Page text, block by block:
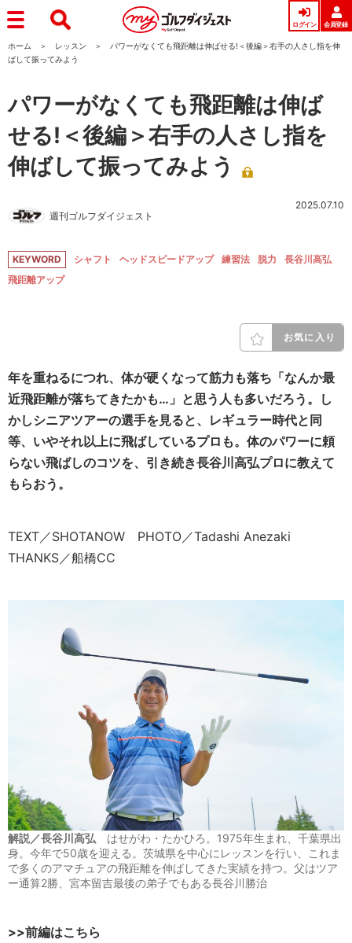
ログイン 会員登録
ホーム レッスン
パワーがなくても飛距離は伸ばせる!＜後編＞右手の人さし指を伸
ばして振ってみよう
パワーがなくても飛距離は伸ば
せる!＜後編＞右手の人さし指を
伸ばして振ってみよう
週刊ゴルフダイジェスト
2025.07.10
KEYWORD シャフト ヘッドスピードアップ 練習法 脱力
長谷川高弘
飛距離アップ
お気に入り
年を重ねるにつれ、体が硬くなって筋力も落ち「なんか最
近飛距離が落ちてきたかも…」と思う人も多いだろう。し
かしシニアツアーの選手を見ると、レギュラー時代と同
等、いやそれ以上に飛ばしているプロも。体のパワーに頼
らない飛ばしのコツを、引き続き長谷川高弘プロに教えて
もらおう。
TEXT／SHOTANOW PHOTO／Tadashi Anezaki
THANKS／船橋CC
解説／長谷川高弘 はせがわ・たかひろ。1975年生まれ、千葉県出
身。今年で50歳を迎える。茨城県を中心にレッスンを行い、これま
で多くのアマチュアの飛距離を伸ばしてきた実績を持つ。父はツア
ー通算2勝、宮本留吉最後の弟子でもある長谷川勝治
>>前編はこちら